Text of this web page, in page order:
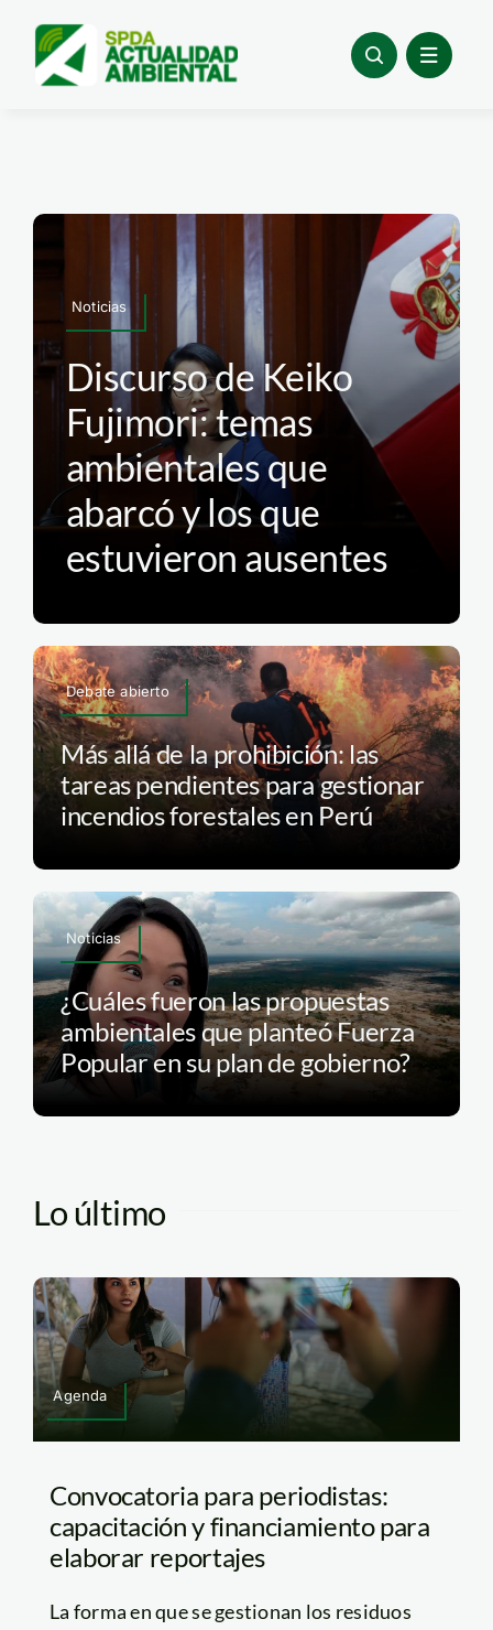
content
Noticias
Discurso de Keiko
Fujimori: temas
ambientales que
abarcó y los que
estuvieron ausentes
Debate abierto
Más allá de la prohibición: las
tareas pendientes para gestionar
incendios forestales en Perú
Noticias
¿Cuáles fueron las propuestas
ambientales que planteó Fuerza
Popular en su plan de gobierno?
Lo último
Agenda
Convocatoria para periodistas:
capacitación y financiamiento para
elaborar reportajes
La forma en que se gestionan los residuos